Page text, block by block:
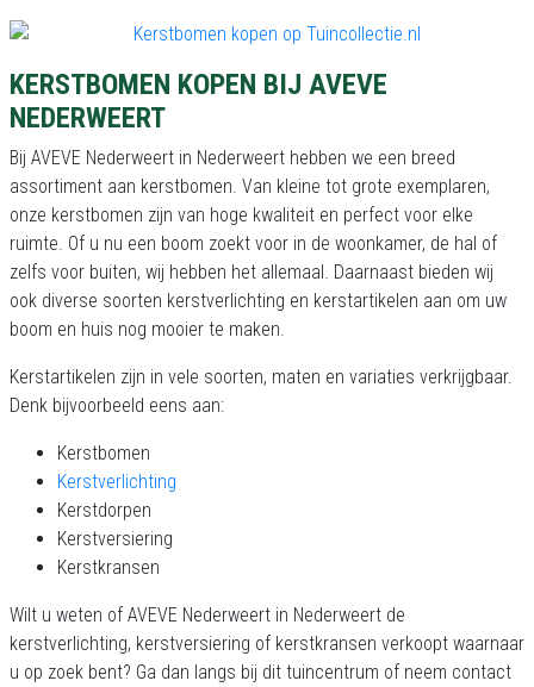
KERSTBOMEN KOPEN BIJ AVEVE
NEDERWEERT
Bij AVEVE Nederweert in Nederweert hebben we een breed
assortiment aan kerstbomen. Van kleine tot grote exemplaren,
onze kerstbomen zijn van hoge kwaliteit en perfect voor elke
ruimte. Of u nu een boom zoekt voor in de woonkamer, de hal of
zelfs voor buiten, wij hebben het allemaal. Daarnaast bieden wij
ook diverse soorten kerstverlichting en kerstartikelen aan om uw
boom en huis nog mooier te maken.
Kerstartikelen zijn in vele soorten, maten en variaties verkrijgbaar.
Denk bijvoorbeeld eens aan:
Kerstbomen
Kerstverlichting
Kerstdorpen
Kerstversiering
Kerstkransen
Wilt u weten of AVEVE Nederweert in Nederweert de
kerstverlichting, kerstversiering of kerstkransen verkoopt waarnaar
u op zoek bent? Ga dan langs bij dit tuincentrum of neem contact